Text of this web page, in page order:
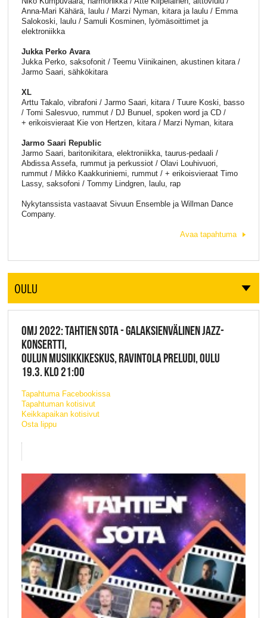
Anna-Mari Kähärä, laulu / Marzi Nyman, kitara ja laulu / Emma
Salokoski, laulu / Samuli Kosminen, lyömäsoittimet ja
elektroniikka
Jukka Perko Avara
Jukka Perko, saksofonit / Teemu Viinikainen, akustinen kitara /
Jarmo Saari, sähkökitara
XL
Arttu Takalo, vibrafoni / Jarmo Saari, kitara / Tuure Koski, basso
/ Tomi Salesvuo, rummut / DJ Bunuel, spoken word ja CD /
+ erikoisvieraat Kie von Hertzen, kitara / Marzi Nyman, kitara
Jarmo Saari Republic
Jarmo Saari, baritonikitara, elektroniikka, taurus-pedaali /
Abdissa Assefa, rummut ja perkussiot / Olavi Louhivuori,
rummut / Mikko Kaakkuriniemi, rummut / + erikoisvieraat Timo
Lassy, saksofoni / Tommy Lindgren, laulu, rap
Nykytanssista vastaavat Sivuun Ensemble ja Willman Dance
Company.
Avaa tapahtuma
OULU
OMJ 2022: TAHTIEN SOTA - GALAKSIENVÄLINEN JAZZ-
KONSERTTI,
OULUN MUSIIKKIKESKUS, RAVINTOLA PRELUDI, OULU
19.3. KLO 21:00
Tapahtuma Facebookissa
Tapahtuman kotisivut
Keikkapaikan kotisivut
Osta lippu